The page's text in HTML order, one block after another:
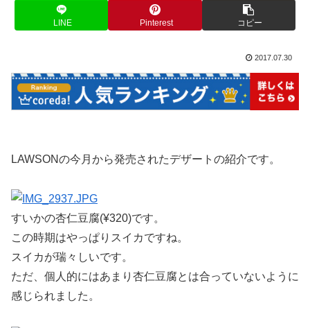
LINE Pinterest コピー
2017.07.30
LAWSONの今月から発売されたデザートの紹介です。
すいかの杏仁豆腐(¥320)です。
この時期はやっぱりスイカですね。
スイカが瑞々しいです。
ただ、個人的にはあまり杏仁豆腐とは合っていないように
感じられました。